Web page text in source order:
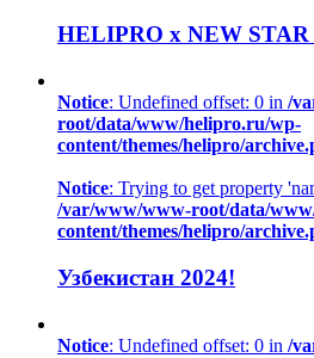
HELIPRO x NEW
Notice: Undefined offset: 0 in /
root/data/www/helipro.ru/wp-
content/themes/helipro/
Notice: Trying to get property
/var/www/www-root/data/
content/themes/helipro/
Узбекистан 2024!
Notice: Undefined offset: 0 in /